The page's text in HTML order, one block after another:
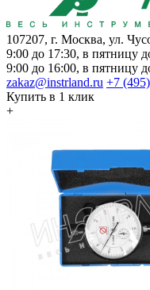
107207, г. Москва, ул.
9:00 до 17:30, в пятницу
9:00 до 16:00, в пятницу
zakaz@instrland.ru +7
Купить в 1 клик
+